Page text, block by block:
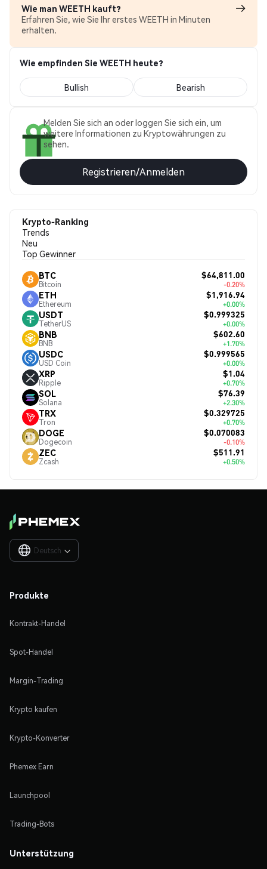
Wie man WEETH kauft?
Erfahren Sie, wie Sie Ihr erstes WEETH in Minuten
erhalten.
Wie empfinden Sie WEETH heute?
Bullish Bearish
Melden Sie sich an oder loggen Sie sich ein, um
weitere Informationen zu Kryptowährungen zu
sehen.
Registrieren/Anmelden
Krypto-Ranking
Trends
Neu
Top Gewinner
BTC
Bitcoin
$64,811.00
-0.20%
ETH
Ethereum
$1,916.94
+0.00%
USDT
TetherUS
$0.999325
+0.00%
BNB
BNB
$602.60
+1.70%
USDC
USD Coin
$0.999565
+0.00%
XRP
Ripple
$1.04
+0.70%
SOL
Solana
$76.39
+2.30%
TRX
Tron
$0.329725
+0.70%
DOGE
Dogecoin
$0.070083
-0.10%
ZEC
Zcash
$511.91
+0.50%
Deutsch 
Produkte
Kontrakt-Handel
Spot-Handel
Margin-Trading
Krypto kaufen
Krypto-Konverter
Phemex Earn
Launchpool
Trading-Bots
Unterstützung